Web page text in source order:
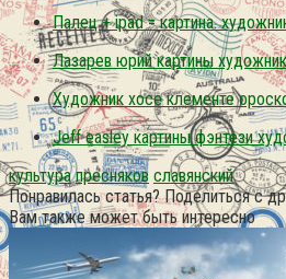
Палец + ipad = картина.
Лазарев юрий картины
Художник хосе клементе
Jeff easley картины фэнтези
культура пресняков славянский
Понравилась статья? Поделиться с
Вам также может быть интересно